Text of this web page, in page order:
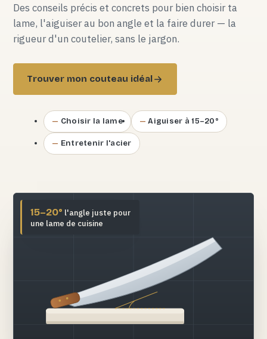
Des conseils précis et concrets pour bien choisir ta
lame, l'aiguiser au bon angle et la faire durer — la
rigueur d'un coutelier, sans le jargon.
Trouver mon couteau idéal
Choisir la lame Aiguiser à 15–20°
Entretenir l'acier
15–20° l'angle juste pour
une lame de cuisine